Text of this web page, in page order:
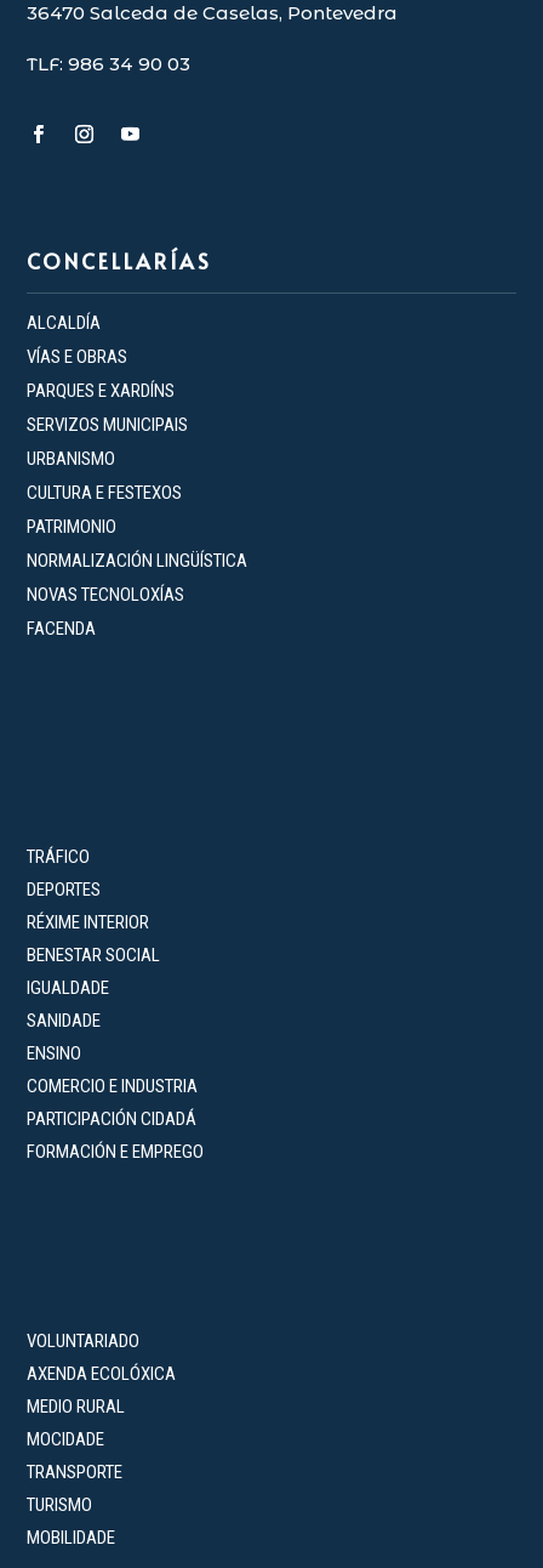
36470 Salceda de Caselas, Pontevedra
TLF: 986 34 90 03
CONCELLARÍAS
ALCALDÍA
VÍAS E OBRAS
PARQUES E XARDÍNS
SERVIZOS MUNICIPAIS
URBANISMO
CULTURA E FESTEXOS
PATRIMONIO
NORMALIZACIÓN LINGÜÍSTICA
NOVAS TECNOLOXÍAS
FACENDA
TRÁFICO
DEPORTES
RÉXIME INTERIOR
BENESTAR SOCIAL
IGUALDADE
SANIDADE
ENSINO
COMERCIO E INDUSTRIA
PARTICIPACIÓN CIDADÁ
FORMACIÓN E EMPREGO
VOLUNTARIADO
AXENDA ECOLÓXICA
MEDIO RURAL
MOCIDADE
TRANSPORTE
TURISMO
MOBILIDADE